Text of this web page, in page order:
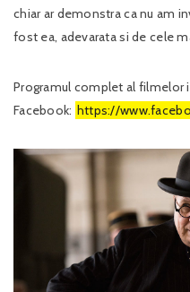
chiar ar demonstra ca nu am
fost ea, adevarata si de cele
Programul complet al filmelor
Facebook: https://